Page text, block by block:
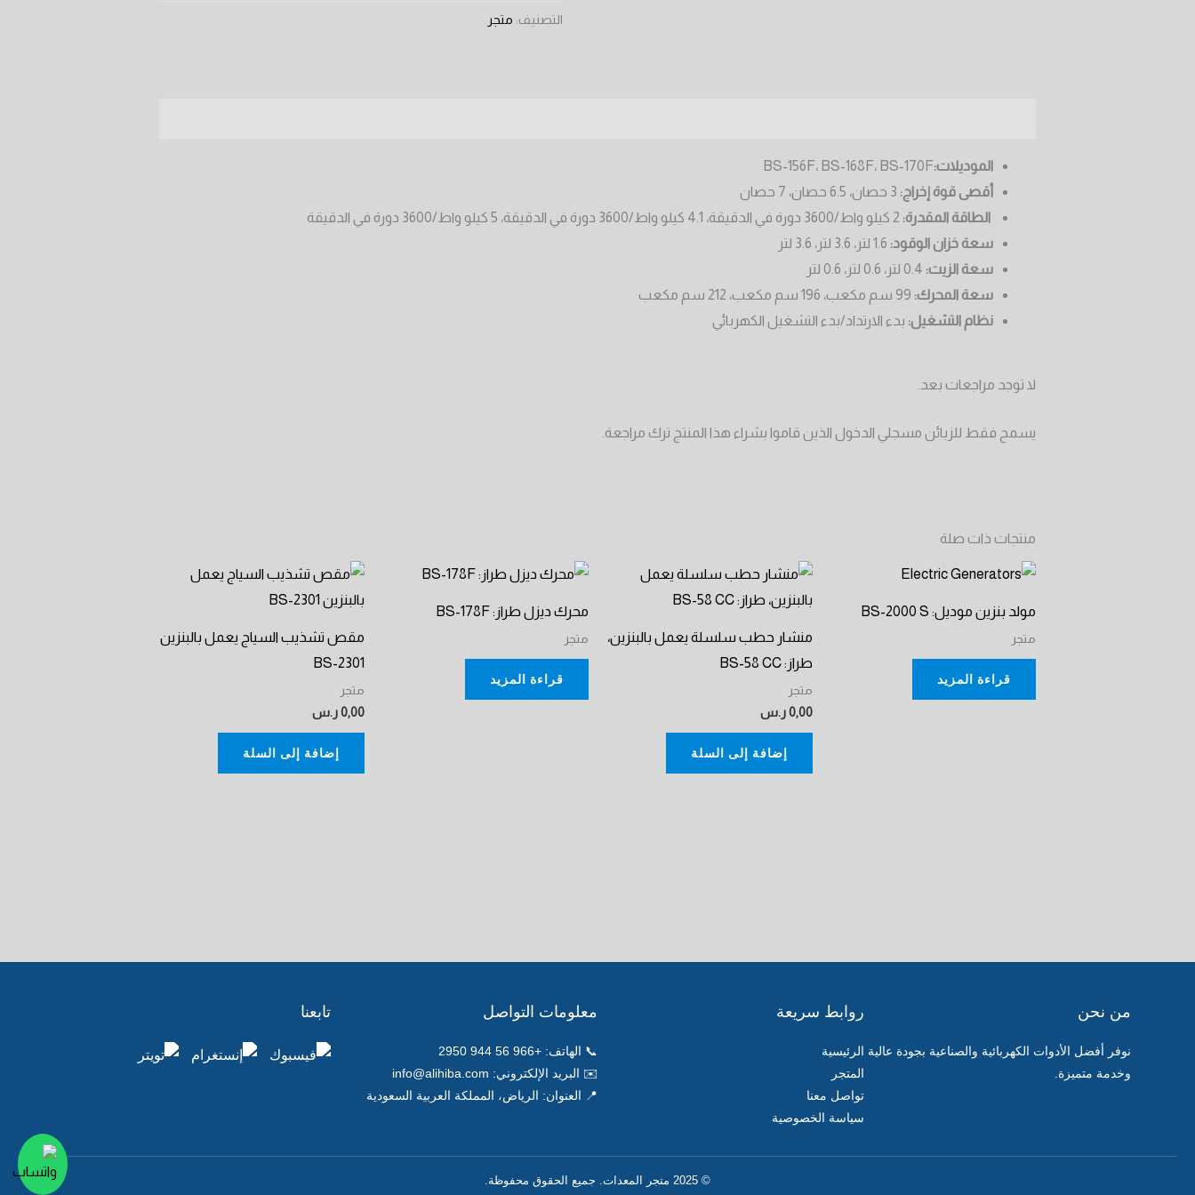
2التصنيف: متجر
الموديلات:BS-156F، BS-168F، BS-170F
أقصى قوة إخراج:
الطاقة المقدرة:
سعة خزان الوقود:
سعة الزيت:
سعة المحرك:
نظام التشغيل: بدء الارتداد/بدء التشغيل الكهربائي
لا توجد مراجعات بعد.
يسمح فقط للزبائن مسجلي الدخول الذين قاموا بشراء هذا المنتج ترك مراجعة.
منتجات ذات صلة
مولد بنزين موديل: BS-2000 S
متجر
قراءة المزيد
منشار حطب سلسلة يعمل بالبنزين،
طراز: BS-58 CC
متجر
0,00 ر.س
إضافة إلى السلة
محرك ديزل طراز: BS-178F
متجر
قراءة المزيد
مقص تشذيب السياج يعمل بالبنزين
BS-2301
متجر
0,00 ر.س
إضافة إلى السلة
من نحن
نوفر أفضل الأدوات الكهربائية والصناعية بجودة عالية
وخدمة متميزة.
روابط سريعة
الرئيسية
المتجر
تواصل معنا
سياسة الخصوصية
معلومات التواصل
📞 الهاتف: +966 56 944 2950
✉️ البريد الإلكتروني: info@alihiba.com
📍 العنوان: الرياض، المملكة العربية السعودية
تابعنا
© 2025 متجر المعدات. جميع الحقوق محفوظة.